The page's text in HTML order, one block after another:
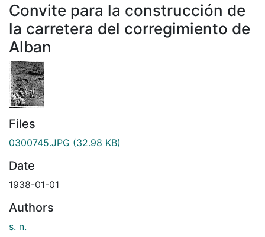
Convite para la construcción de
la carretera del corregimiento de
Alban
Files
0300745.JPG (32.98 KB)
Date
1938-01-01
Authors
s. n.